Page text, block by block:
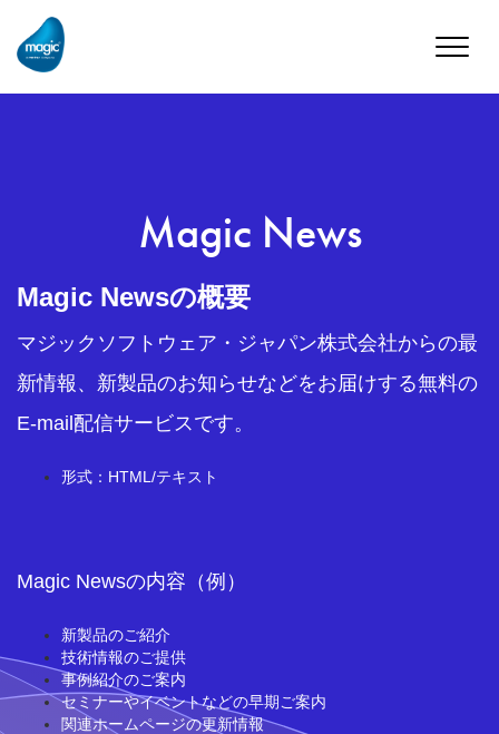
Toggle
Magic News
Magic Newsの概要
マジックソフトウェア・ジャパン株式会社からの最
新情報、新製品のお知らせなどをお届けする無料の
E-mail配信サービスです。
形式：HTML/テキスト
Magic Newsの内容（例）
新製品のご紹介
技術情報のご提供
事例紹介のご案内
セミナーやイベントなどの早期ご案内
関連ホームページの更新情報